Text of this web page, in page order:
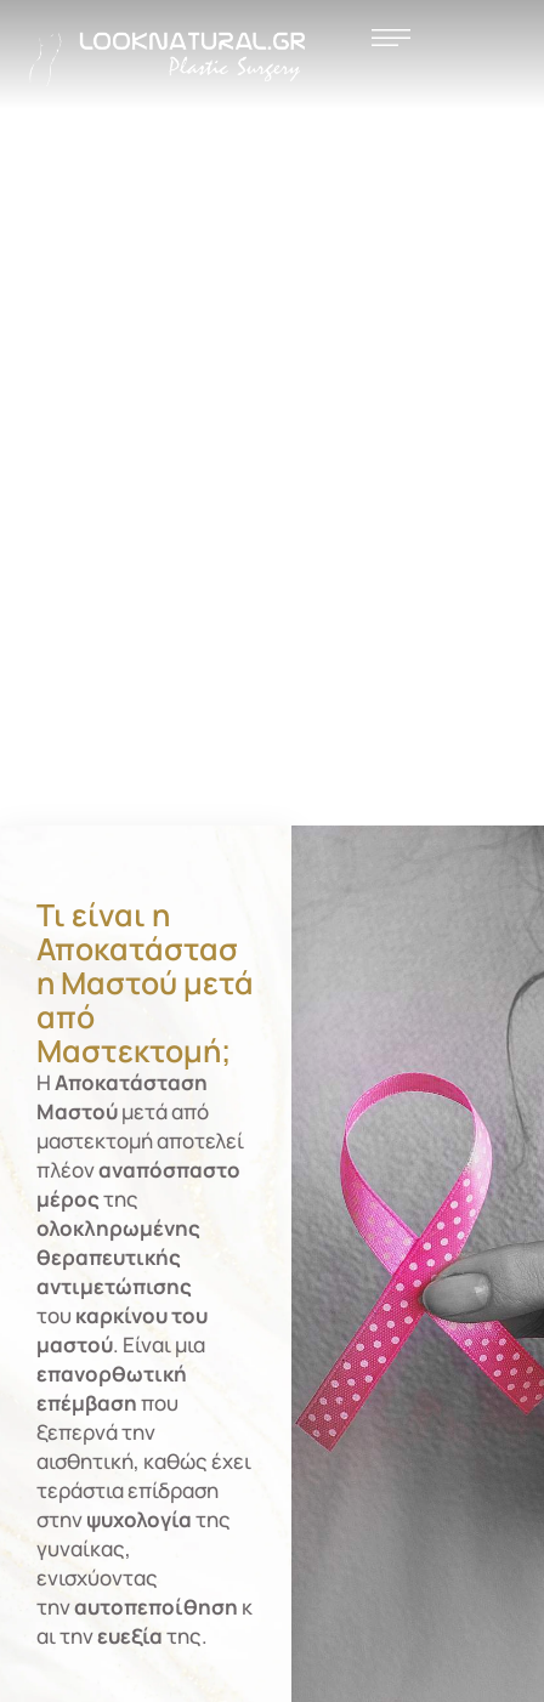
Τι είναι η
Αποκατάστασ
η Μαστού μετά
από
Μαστεκτομή;
ΗΑποκατάσταση
Μαστούμετά από
μαστεκτομή αποτελεί
πλέοναναπόσπαστο
μέροςτης
ολοκληρωμένης
θεραπευτικής
αντιμετώπισης
του καρκίνου του
μαστού. Είναι μια
επανορθωτική
επέμβασηπου
ξεπερνά την
αισθητική, καθώς έχει
τεράστια επίδραση
στηνψυχολογίατης
γυναίκας,
ενισχύοντας
τηναυτοπεποίθηση κ
αι τηνευεξίατης.